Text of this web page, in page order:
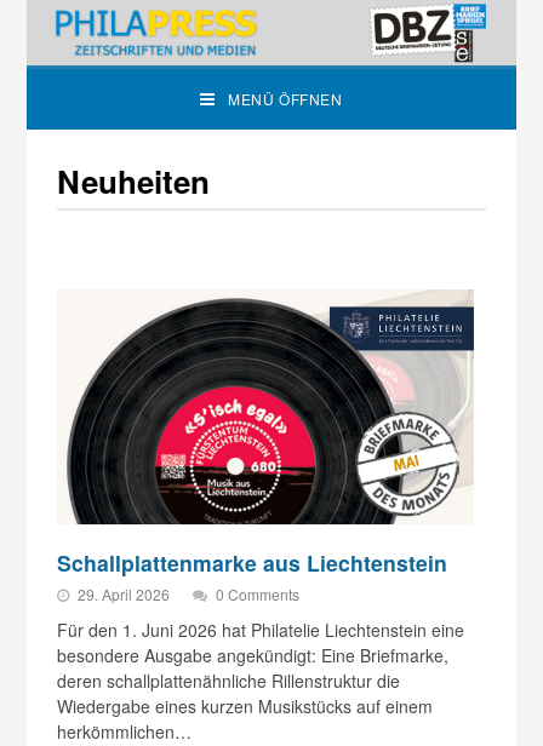
MENÜ ÖFFNEN
Neuheiten
Schallplattenmarke aus Liechtenstein
29. April 2026 0 Comments
Für den 1. Juni 2026 hat Philatelie Liechtenstein eine
besondere Ausgabe angekündigt: Eine Briefmarke,
deren schallplattenähnliche Rillenstruktur die
Wiedergabe eines kurzen Musikstücks auf einem
herkömmlichen…